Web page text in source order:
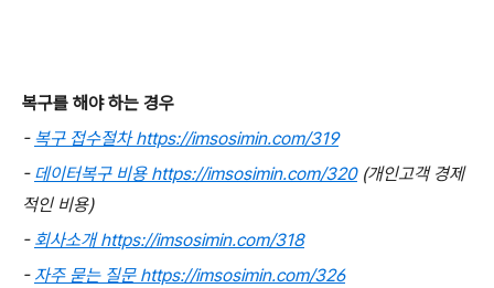
복구를 해야 하는 경우
- 복구 접수절차https://imsosimin.com/319
- 데이터복구 비용 https://imsosimin.com/320(개인고객 경제
적인 비용)
- 회사소개 https://imsosimin.com/318
- 자주 묻는 질문 https://imsosimin.com/326